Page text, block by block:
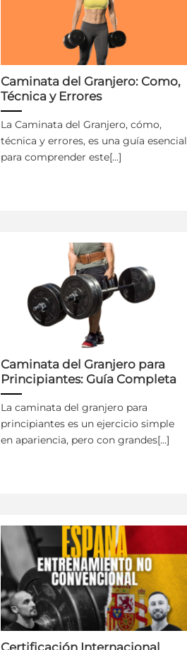
Caminata del Granjero: Como,
Técnica y Errores
La Caminata del Granjero, cómo,
técnica y errores, es una guía esencial
para comprender este[...]
Caminata del Granjero para
Principiantes: Guía Completa
La caminata del granjero para
principiantes es un ejercicio simple
en apariencia, pero con grandes[...]